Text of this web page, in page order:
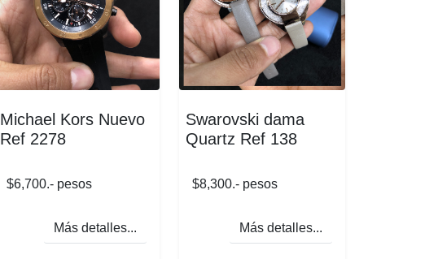
Michael Kors Nuevo
Ref 2278
$6,700.- pesos
Más detalles...
Swarovski dama
Quartz Ref 138
$8,300.- pesos
Más detalles...